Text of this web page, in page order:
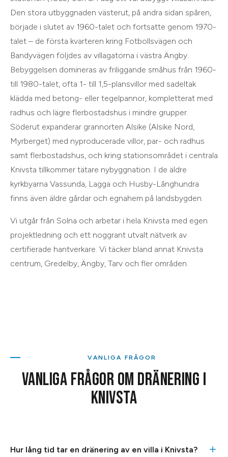
Den stora utbyggnaden västerut, på andra sidan spåren,
började i slutet av 1960-talet och fortsatte genom 1970-
talet – de första kvarteren kring Fotbollsvägen och
Bandyvägen följdes av villagatorna i västra Ängby.
Bebyggelsen domineras av friliggande småhus från 1960-
till 1980-talet, ofta 1- till 1,5-plansvillor med sadeltak
klädda med betong- eller tegelpannor, kompletterat med
radhus och lägre flerbostadshus i mindre grupper.
Söderut expanderar grannorten Alsike (Alsike Nord,
Myrberget) med nyproducerade villor, par- och radhus
samt flerbostadshus, och kring stationsområdet i centrala
Knivsta tillkommer tätare nybyggnation. I de äldre
kyrkbyarna Vassunda, Lagga och Husby-Långhundra
finns även äldre gårdar och egnahem på landsbygden.
Vi utgår från Solna och arbetar i hela Knivsta med egen
projektledning och ett noggrant utvalt nätverk av
certifierade hantverkare. Vi täcker bland annat Knivsta
centrum, Gredelby, Ängby, Tarv och fler områden.
VANLIGA FRÅGOR
VANLIGA FRÅGOR OM DRÄNERING I
KNIVSTA
Hur lång tid tar en dränering av en villa i Knivsta?